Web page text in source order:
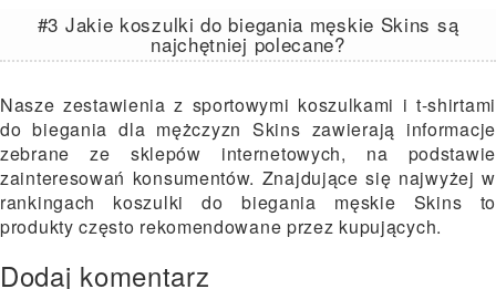
#3 Jakie koszulki do biegania męskie Skins są
najchętniej polecane?
Nasze zestawienia z sportowymi koszulkami i t-shirtami
do biegania dla mężczyzn Skins zawierają informacje
zebrane ze sklepów internetowych, na podstawie
zainteresowań konsumentów. Znajdujące się najwyżej w
rankingach koszulki do biegania męskie Skins to
produkty często rekomendowane przez kupujących.
Dodaj komentarz